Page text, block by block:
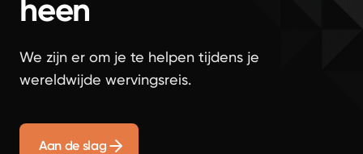
heen
We zijn er om je te helpen tijdens je
wereldwijde wervingsreis.
Aan de slag